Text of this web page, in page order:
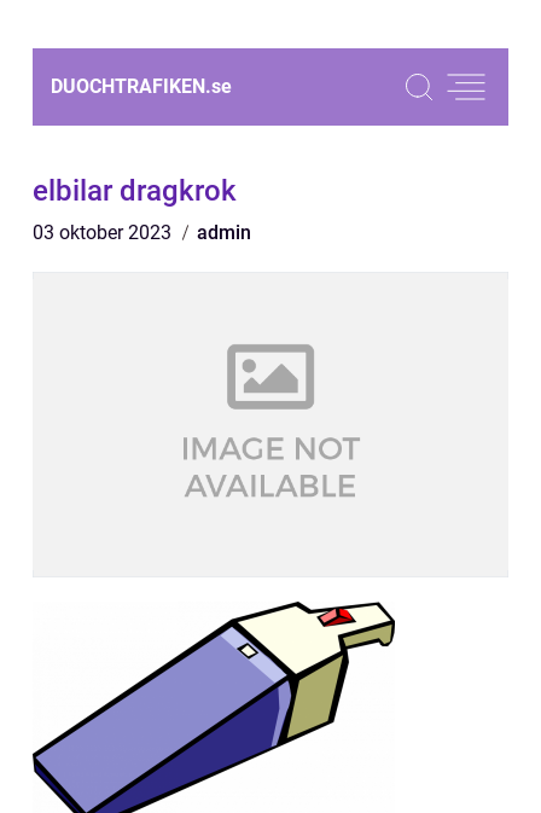
DUOCHTRAFIKEN.se
elbilar dragkrok
03 oktober 2023 admin